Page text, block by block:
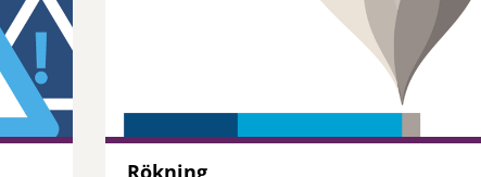
Rökning